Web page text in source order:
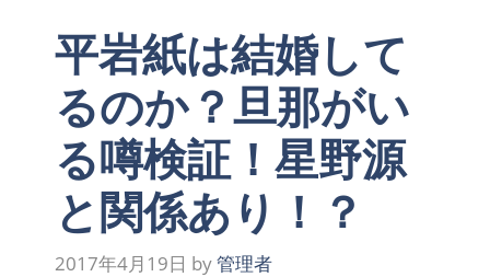
平岩紙は結婚して
るのか？旦那がい
る噂検証！星野源
と関係あり！？
2017年4月19日 by管理者